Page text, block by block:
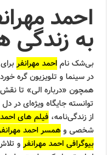
احمد
به
بی‌شک ناماحمد مهرانفر
در سینما و تلویزیون گره
همچون «درباره الی» تا
توانسته جایگاه ویژه‌ای در
از زندگی‌نامه،فیلم های احمد
شخصی وهمسر احمد
بیوگرافی احمد مهرانفرو